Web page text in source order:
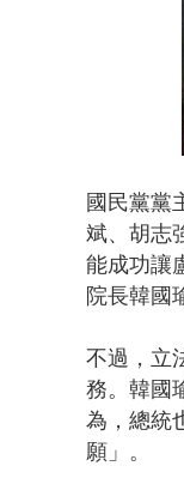
國民黨黨
斌、胡志
能成功讓
院長韓國
不過，立
務。韓國
為，總統
願」。